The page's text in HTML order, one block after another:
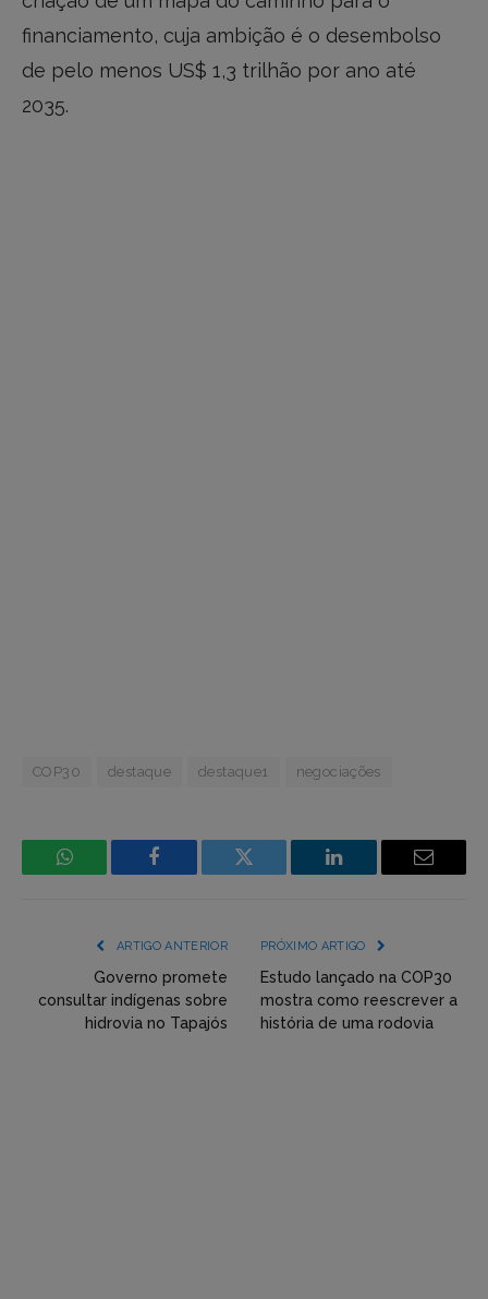
financiamento, cuja ambição é o desembolso
de pelo menos US$ 1,3 trilhão por ano até
2035.
COP30 destaque destaque1 negociações
WhatsApp Facebook
Incorpore
(YouTube,
Twitter,
Flickr
LinkedIn Email
ARTIGO ANTERIOR
Governo promete
consultar indígenas sobre
hidrovia no Tapajós
PRÓXIMO ARTIGO
Estudo lançado na COP30
mostra como reescrever a
história de uma rodovia